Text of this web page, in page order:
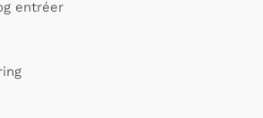
entréer